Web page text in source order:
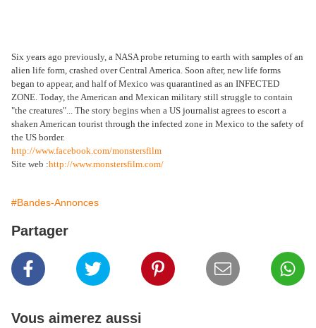
Six years ago previously, a NASA probe returning to earth with samples of an
alien life form, crashed over Central America. Soon after, new life forms
began to appear, and half of Mexico was quarantined as an INFECTED
ZONE. Today, the American and Mexican military still struggle to contain
"the creatures"... The story begins when a US journalist agrees to escort a
shaken American tourist through the infected zone in Mexico to the safety of
the US border.
http://www.facebook.com/monstersfilm
Site web :http://www.monstersfilm.com/
#Bandes-Annonces
Partager
Vous aimerez aussi